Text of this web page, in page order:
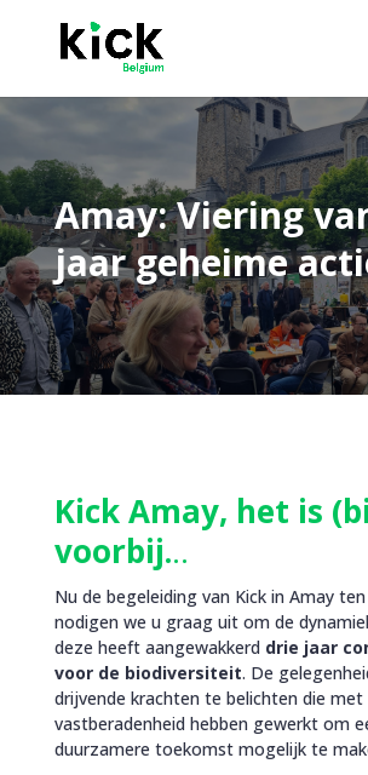
Amay: Viering
jaar geheime
Kick Amay, het is
voorbij...
Nu de begeleiding van Kick in Amay
nodigen we u graag uit om de
deze heeft aangewakkerd drie jaar
voor de biodiversiteit. De
drijvende krachten te belichten die met
vastberadenheid hebben gewerkt om
duurzamere toekomst mogelijk te